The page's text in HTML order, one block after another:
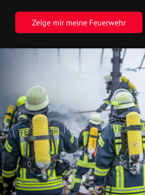
Zeige mir meine Feuerwehr